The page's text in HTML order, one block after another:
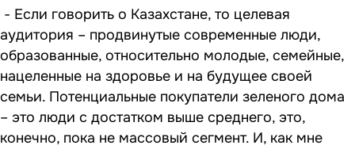
- Если говорить о Казахстане, то целевая
аудитория – продвинутые современные люди,
образованные, относительно молодые, семейные,
нацеленные на здоровье и на будущее своей
семьи. Потенциальные покупатели зеленого дома
– это люди с достатком выше среднего, это,
конечно, пока не массовый сегмент. И, как мне